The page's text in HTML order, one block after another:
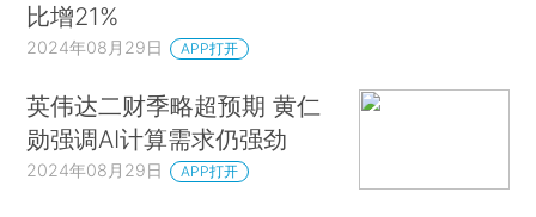
比增21%
2024年08月29日 APP打开
英伟达二财季略超预期 黄仁
勋强调AI计算需求仍强劲
2024年08月29日 APP打开